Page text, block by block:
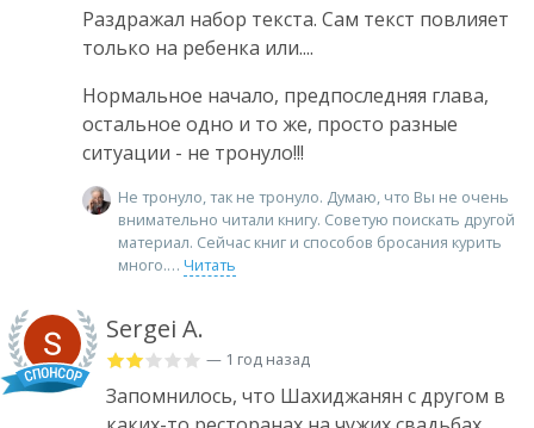
Раздражал набор текста. Сам текст повлияет
только на ребенка или....
Нормальное начало, предпоследняя глава,
остальное одно и то же, просто разные
ситуации - не тронуло!!!
Не тронуло, так не тронуло. Думаю, что Вы не очень
внимательно читали книгу. Советую поискать другой
материал. Сейчас книг и способов бросания курить
много.
Читать
Sergei A.
— 1 год назад
Запомнилось, что Шахиджанян с другом в